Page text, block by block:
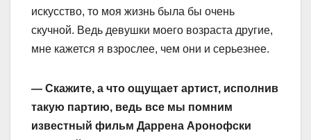
искусство, то моя жизнь была бы очень
скучной. Ведь девушки моего возраста другие,
мне кажется я взрослее, чем они и серьезнее.
— Скажите, а что ощущает артист, исполнив
такую партию, ведь все мы помним
известный фильм Даррена Аронофски